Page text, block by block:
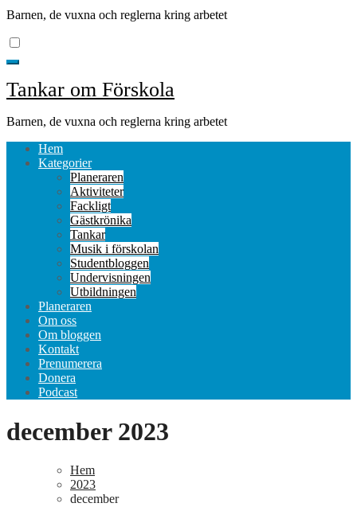
Barnen, de vuxna och reglerna kring arbetet
Tankar om Förskola
Barnen, de vuxna och reglerna kring arbetet
Hem
Kategorier
Planeraren
Aktiviteter
Fackligt
Gästkrönika
Tankar
Musik i förskolan
Studentbloggen
Undervisningen
Utbildningen
Planeraren
Om oss
Om bloggen
Kontakt
Prenumerera
Donera
Podcast
december 2023
Hem
2023
december